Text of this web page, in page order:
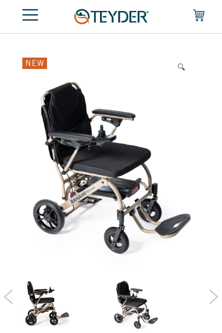
NEW 🔍
Previous